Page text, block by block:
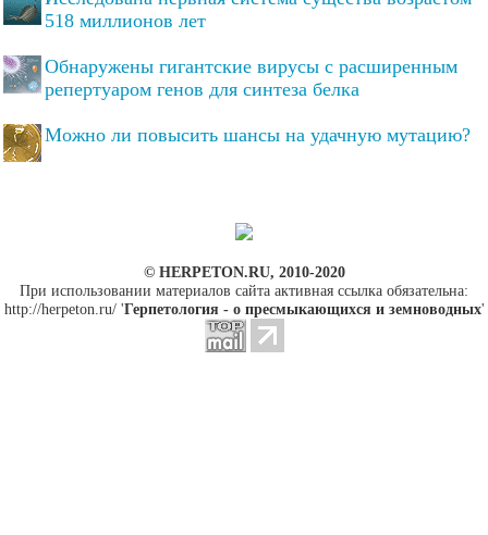
518 миллионов лет
Обнаружены гигантские вирусы с расширенным
репертуаром генов для синтеза белка
Можно ли повысить шансы на удачную мутацию?
© HERPETON.RU, 2010-2020
При использовании материалов сайта активная ссылка обязательна:
http://herpeton.ru/ 'Герпетология - о пресмыкающихся и земноводных'